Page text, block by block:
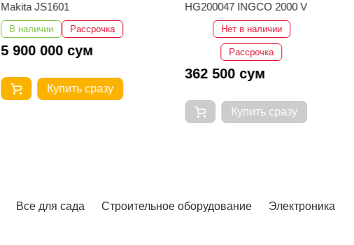
Makita JS1601
В наличии Рассрочка
5 900 000 сум
Купить сразу
HG200047 INGCO 2000 V
Нет в наличии
Рассрочка
362 500 сум
Купить сразу
Все для сада Строительное оборудование Электроника